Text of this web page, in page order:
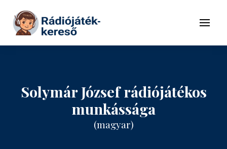
Tovább a tartalomhoz
Menü
Solymár József rádiójátékos
munkássága
(magyar)